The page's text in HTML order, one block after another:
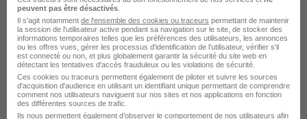
Découvrir 2 jobs
peuvent pas être désactivés
Il s'agit notamment de l'ensemble des cookies ou traceurs permettant de maintenir
la session de l'utilisateur active pendant sa navigation sur le site, de stocker des
informations temporaires telles que les préférences des utilisateurs, les annonces
ou les offres vues, gérer les processus d'identification de l'utilisateur, vérifier s'il
est connecté ou non, et plus globalement garantir la sécurité du site web en
détectant les tentatives d'accès frauduleux ou les violations de sécurité.
Ces cookies ou traceurs permettent également de piloter et suivre les sources
d'acquisition d'audience en utilisant un identifiant unique permettant de comprendre
comment nos utilisateurs naviguent sur nos sites et nos applications en fonction
des différentes sources de trafic.
Ils nous permettent également d’observer le comportement de nos utilisateurs afin